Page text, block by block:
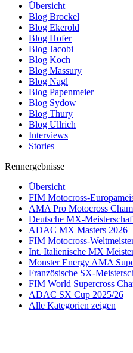
Übersicht
Blog Brockel
Blog Ekerold
Blog Hofer
Blog Jacobi
Blog Koch
Blog Massury
Blog Nagl
Blog Papenmeier
Blog Sydow
Blog Thury
Blog Ullrich
Interviews
Stories
Rennergebnisse
Übersicht
FIM Motocross-
AMA Pro Motocross
Deutsche MX-
ADAC MX Masters 2026
FIM Motocross-
Int. Italienische MX
Monster Energy AMA
Französische SX-
FIM World Supercross
ADAC SX Cup 2025/26
Alle Kategorien zeigen